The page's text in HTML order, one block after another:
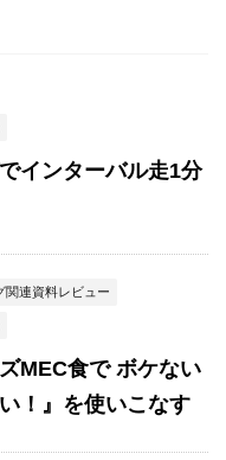
インターバル走1分
関連資料レビュー
MEC食で ボケない
！』を使いこなす